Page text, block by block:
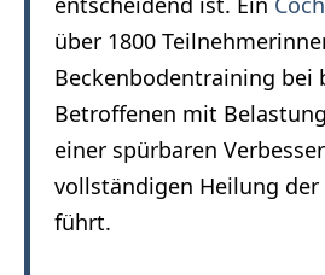
über 1800
Beckenbodentraining bei
Betroffenen mit
einer spürbaren
vollständigen Heilung
führt.